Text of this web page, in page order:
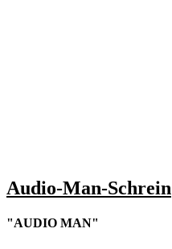
Audio-Man-Schrein
"AUDIO MAN"